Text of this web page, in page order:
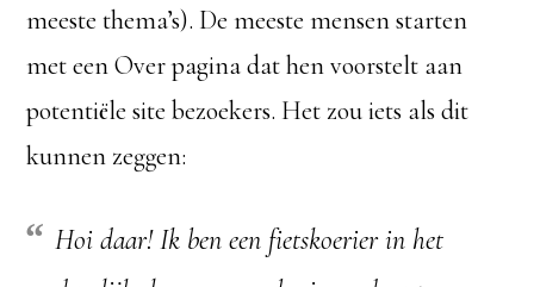
meeste thema’s). De meeste mensen starten
met een Over pagina dat hen voorstelt aan
potentiële site bezoekers. Het zou iets als dit
kunnen zeggen:
Hoi daar! Ik ben een fietskoerier in het